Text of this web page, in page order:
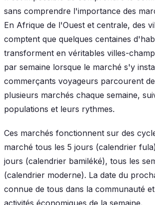
sans comprendre l'importance des
En Afrique de l'Ouest et centrale, des
comptent que quelques centaines
transforment en véritables villes-
par semaine lorsque le marché s'y
commerçants voyageurs parcourent
plusieurs marchés chaque semaine,
populations et leurs rythmes.
Ces marchés fonctionnent sur des
marché tous les 5 jours (calendrier
jours (calendrier bamiléké), tous les
(calendrier moderne). La date du
connue de tous dans la communauté
activités économiques de la semaine.